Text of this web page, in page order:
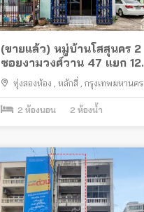
(ขายแล้ว) หมู่บ้านโสสุนคร 2
ซอยงามวงศ์วาน 47 แยก 12
แปลงมุม พร้อมอยู่
ทุ่งสองห้อง หลักสี่ กรุงเทพมหานคร
งามวงศ์วาน
2 ห้องนอน 2 ห้องน้ำ